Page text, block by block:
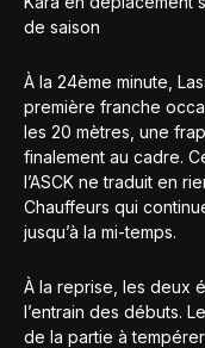
de saison
À la 24ème minute,
première franche
les 20 mètres, une
finalement au cadre.
l’ASCK ne traduit en
Chauffeurs qui
jusqu’à la mi-temps.
À la reprise, les deux
l’entrain des débuts.
de la partie à